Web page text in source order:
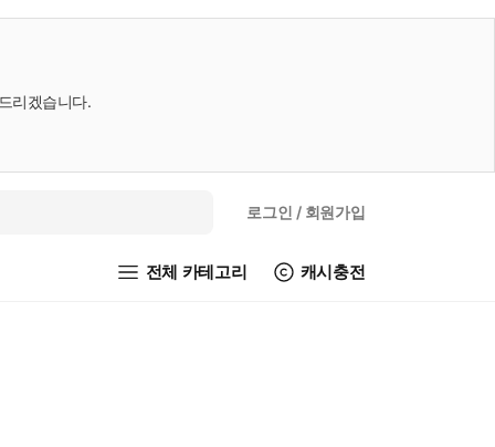
리겠습니다.
로그인 / 회원가입
전체 카테고리 캐시충전